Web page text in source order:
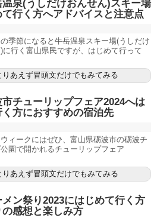
泉(うしだけおんせん)スキー場
行く方へアドバイスと注意点
季節になると牛岳温泉スキー場(うしだけ
に行く富山県民ですが、はじめて行って
りあえず冒頭文だけでもみてみる
チューリップフェア2024へは
く方におすすめの宿泊先
ィークにはぜひ、富山県砺波市の砺波チ
園で開かれるチューリップフェア
りあえず冒頭文だけでもみてみる
メン祭り2023にはじめて行く方
感想と楽しみ方